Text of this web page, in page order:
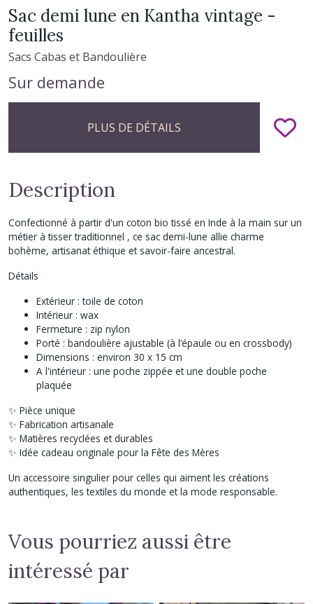
Sac demi lune en Kantha vintage -
feuilles
Sacs Cabas et Bandoulière
Sur demande
PLUS DE DÉTAILS
Description
Confectionné à partir d'un coton bio tissé en Inde à la main sur un
métier à tisser traditionnel , ce sac demi-lune allie charme
bohème, artisanat éthique et savoir-faire ancestral.
Détails
Extérieur : toile de coton
Intérieur : wax
Fermeture : zip nylon
Porté : bandoulière ajustable (à l’épaule ou en crossbody)
Dimensions : environ 30 x 15 cm
A l'intérieur : une poche zippée et une double poche
plaquée
✨ Pièce unique
✨ Fabrication artisanale
✨ Matières recyclées et durables
✨ Idée cadeau originale pour la Fête des Mères
Un accessoire singulier pour celles qui aiment les créations
authentiques, les textiles du monde et la mode responsable.
Vous pourriez aussi être
intéressé par